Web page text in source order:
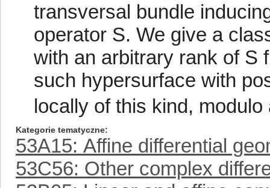
transversal bundle
operator S. We give a
with an arbitrary rank of S
such hypersurface with
locally of this kind,
Kategorie tematyczne
53A15: Affine differential
53C56: Other complex